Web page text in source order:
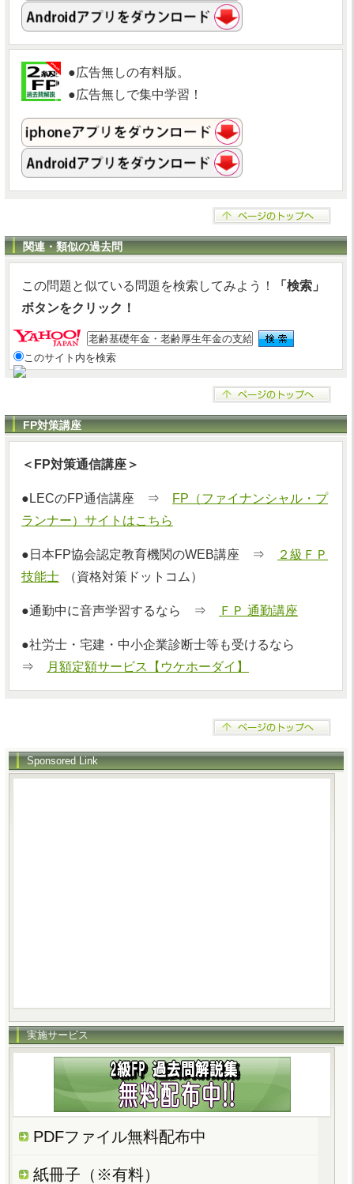
●広告無しの有料版。
●広告無しで集中学習！
関連・類似の過去問
この問題と似ている問題を検索してみよう！
「検索」
ボタンをクリック！
このサイト内を検索
FP対策講座
＜FP対策通信講座＞
●LECのFP通信講座 ⇒
FP（ファイナンシャル・プ
ランナー）サイトはこちら
●日本FP協会認定教育機関のWEB講座 ⇒
２級ＦＰ
技能士
（資格対策ドットコム）
●通勤中に音声学習するなら ⇒ ＦＰ 通勤講座
●社労士・宅建・中小企業診断士等も受けるなら
⇒
月額定額サービス【ウケホーダイ】
Sponsored Link
実施サービス
PDFファイル無料配布中
紙冊子（※有料）